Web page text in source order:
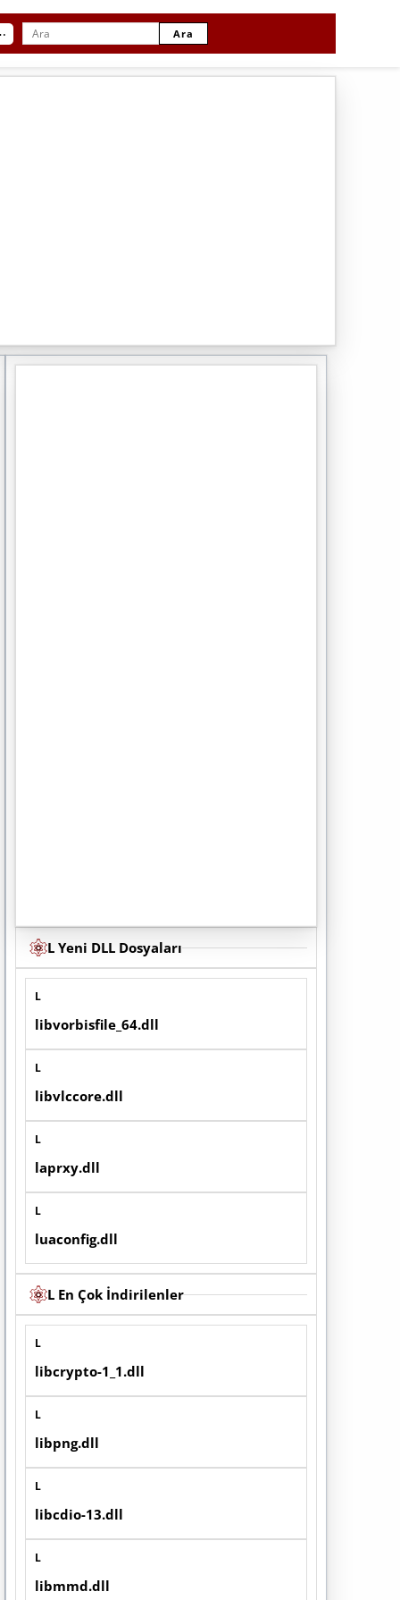
Ara
L Yeni DLL Dosyaları
L
libvorbisfile_64.dll
L
libvlccore.dll
L
laprxy.dll
L
luaconfig.dll
L En Çok İndirilenler
L
libcrypto-1_1.dll
L
libpng.dll
L
libcdio-13.dll
L
libmmd.dll